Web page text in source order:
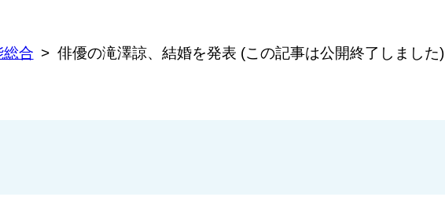
総合 俳優の滝澤諒、結婚を発表 (この記事は公開終了しました)